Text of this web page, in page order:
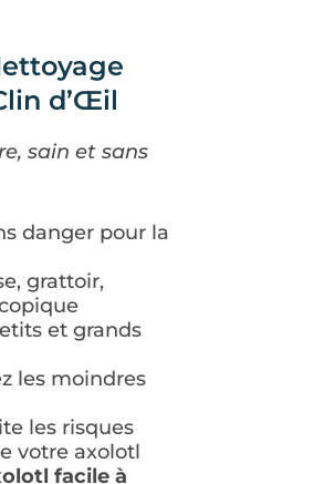
d’Œil
sain et sans
danger pour la
grattoir,
et grands
les moindres
les risques
votre axolotl
facile à